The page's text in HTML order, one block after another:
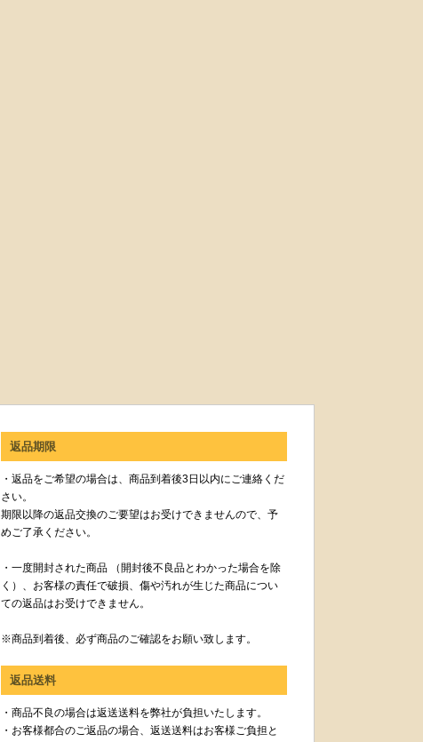
返品期限
・返品をご希望の場合は、商品到着後3日以内にご連絡くだ
さい。
期限以降の返品交換のご要望はお受けできませんので、予
めご了承ください。
・一度開封された商品 （開封後不良品とわかった場合を除
く）、お客様の責任で破損、傷や汚れが生じた商品につい
ての返品はお受けできません。
※商品到着後、必ず商品のご確認をお願い致します。
返品送料
・商品不良の場合は返送送料を弊社が負担いたします。
・お客様都合のご返品の場合、返送送料はお客様ご負担と